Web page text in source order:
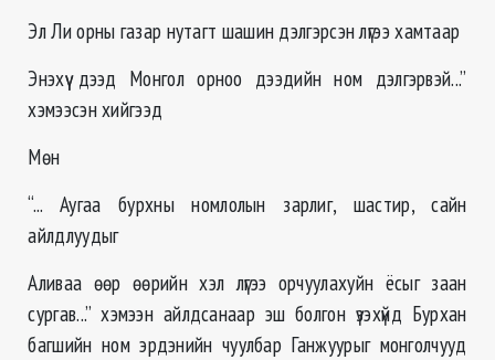
Эл Ли орны газар нутагт шашин дэлгэрсэн лүгээ хамтаар
Энэхүү дээд Монгол орноо дээдийн ном дэлгэрвэй...”
хэмээсэн хийгээд
Мөн
“... Аугаа бурхны номлолын зарлиг, шастир, сайн
айлдлуудыг
Аливаа өөр өөрийн хэл лүгээ орчуулахуйн ёсыг заан
сургав...” хэмээн айлдсанаар эш болгон үзэхүйд Бурхан
багшийн ном эрдэнийн чуулбар Ганжуурыг монголчууд